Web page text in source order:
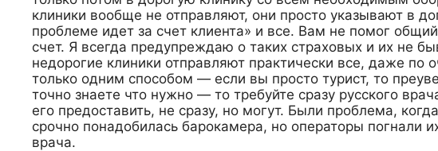
клиники вообще не отправляют, они просто указывают в
проблеме идет за счет клиента» и все. Вам не помог
счет. Я всегда предупреждаю о таких страховых и их не
недорогие клиники отправляют практически все, даже
только одним способом — если вы просто турист, то
точно знаете что нужно — то требуйте сразу русского
его предоставить, не сразу, но могут. Были проблема,
срочно понадобилась барокамера, но операторы погнали
врача.